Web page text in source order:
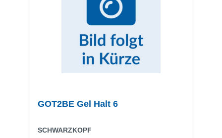
GOT2BE Gel Halt 6
SCHWARZKOPF